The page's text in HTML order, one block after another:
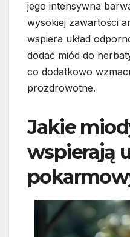
jego intensywna
wysokiej zawartości
wspiera układ
dodać miód do
co dodatkowo
prozdrowotne.
Jakie
wspierają